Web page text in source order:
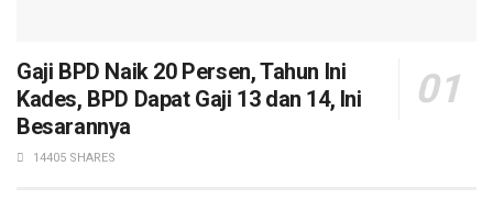
Gaji BPD Naik 20 Persen, Tahun Ini
Kades, BPD Dapat Gaji 13 dan 14, Ini
Besarannya
14405 SHARES